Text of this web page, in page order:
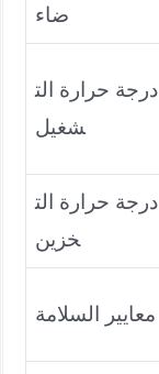
ضاء
درجة حرارة الت
شغيل
درجة حرارة الت
خزين
معايير السلامة